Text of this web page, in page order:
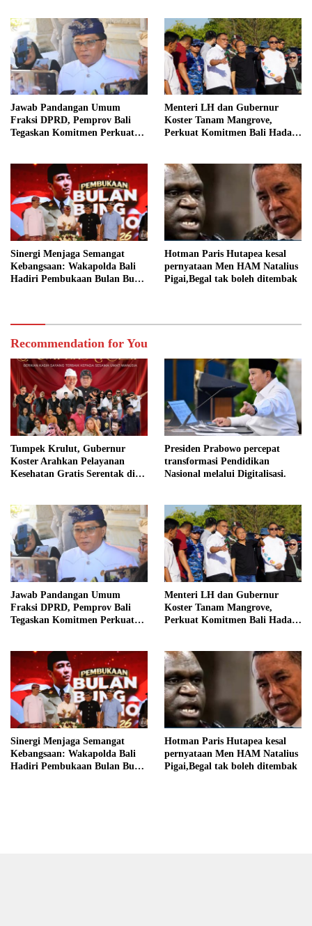
Jawab Pandangan Umum
Fraksi DPRD, Pemprov Bali
Tegaskan Komitmen Perkuat
Menteri LH dan Gubernur
Koster Tanam Mangrove,
Perkuat Komitmen Bali Hadapi
Sinergi Menjaga Semangat
Kebangsaan: Wakapolda Bali
Hadiri Pembukaan Bulan Bung
Hotman Paris Hutapea kesal
pernyataan Men HAM Natalius
Pigai,Begal tak boleh ditembak
Recommendation for You
Tumpek Krulut, Gubernur
Koster Arahkan Pelayanan
Kesehatan Gratis Serentak di
Presiden Prabowo percepat
transformasi Pendidikan
Nasional melalui Digitalisasi.
Jawab Pandangan Umum
Fraksi DPRD, Pemprov Bali
Tegaskan Komitmen Perkuat
Menteri LH dan Gubernur
Koster Tanam Mangrove,
Perkuat Komitmen Bali Hadapi
Sinergi Menjaga Semangat
Kebangsaan: Wakapolda Bali
Hadiri Pembukaan Bulan Bung
Hotman Paris Hutapea kesal
pernyataan Men HAM Natalius
Pigai,Begal tak boleh ditembak